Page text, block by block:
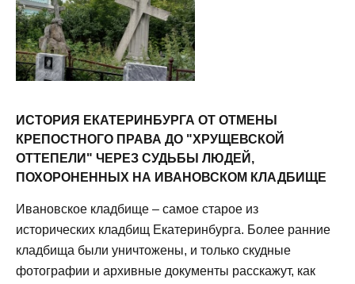
ИСТОРИЯ ЕКАТЕРИНБУРГА ОТ ОТМЕНЫ
КРЕПОСТНОГО ПРАВА ДО "ХРУЩЕВСКОЙ
ОТТЕПЕЛИ" ЧЕРЕЗ СУДЬБЫ ЛЮДЕЙ,
ПОХОРОНЕННЫХ НА ИВАНОВСКОМ КЛАДБИЩЕ
Ивановское кладбище – самое старое из
исторических кладбищ Екатеринбурга. Более ранние
кладбища были уничтожены, и только скудные
фотографии и архивные документы расскажут, как